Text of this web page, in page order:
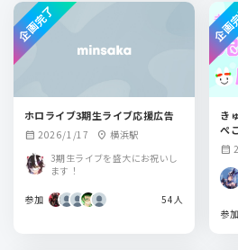
ホロライブ3期生ライブ応援広告
calendar_month 2026/1/17 location_on 横浜駅
3期生ライブを盛大にお祝いし
ます！
参加 54人
企画完了
き
ぺ
calendar_month
参加
企